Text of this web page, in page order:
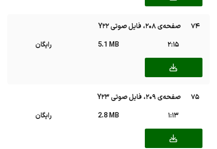
74
صفحه‌ی ۲۰۸، فایل صوتی Y22
2:15
5.1 MB رایگان
75
صفحه‌ی ۲۰۹، فایل صوتی Y23
1:13
2.8 MB رایگان